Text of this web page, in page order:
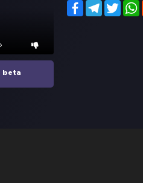
beta
FacebookTelegram